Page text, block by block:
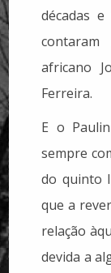
décadas
africano
Ferreira.
E o
sempre
do quinto
que a
relação
devida a